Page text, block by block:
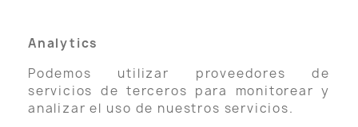
Analytics
Podemos utilizar proveedores de
servicios de terceros para monitorear y
analizar el uso de nuestros servicios.